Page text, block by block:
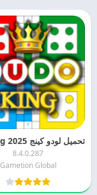
8.4.0.287
Gametion Global